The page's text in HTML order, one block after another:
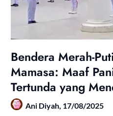
Bendera Merah-
Mamasa: Maaf
Tertunda yang
Ani Diyah, 17/08/2025